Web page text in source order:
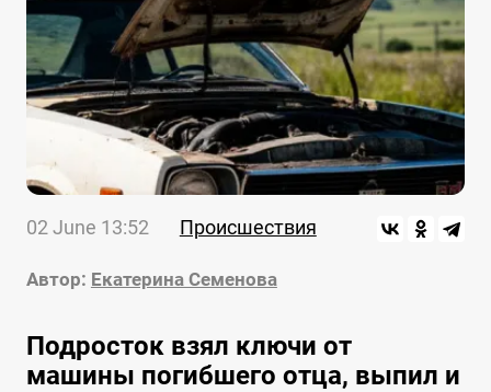
02 June 13:52 Происшествия
Автор: Екатерина Семенова
Подросток взял ключи от
машины погибшего отца, выпил и